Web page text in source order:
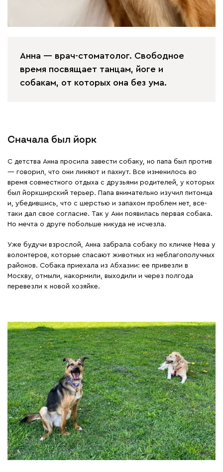
Анна — врач-стоматолог. Свободное
время посвящает танцам, йоге и
собакам, от которых она без ума.
Сначала был йорк
С детства Анна просила завести собаку, но папа был против
— говорил, что они линяют и пахнут. Все изменилось во
время совместного отдыха с друзьями родителей, у которых
был йоркширский терьер. Папа внимательно изучил питомца
и, убедившись, что с шерстью и запахом проблем нет, все-
таки дал свое согласие. Так у Ани появилась первая собака.
Но мечта о друге побольше никуда не исчезла.
Уже будучи взрослой, Анна забрала собаку по кличке Нева у
волонтеров, которые спасают животных из неблагополучных
районов. Собака приехала из Абхазии: ее привезли в
Москву, отмыли, накормили, выходили и через полгода
перевезли к новой хозяйке.